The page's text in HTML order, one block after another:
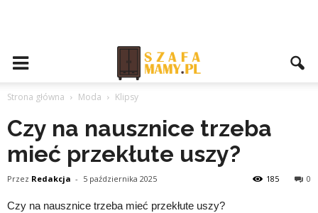
Strona główna Moda Klipsy
Czy na nausznice trzeba
mieć przekłute uszy?
Przez Redakcja - 5 października 2025 0
185
Czy na nausznice trzeba mieć przekłute uszy?